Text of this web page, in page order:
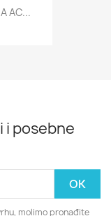
AC...
i posebne
molimo pronađite